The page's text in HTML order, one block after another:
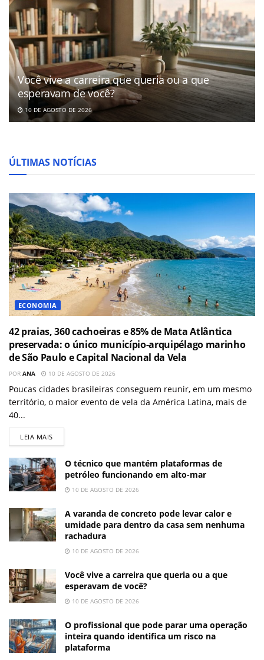
Você vive a carreira que queria ou a que
esperavam de você?
10 DE AGOSTO DE 2026
ÚLTIMAS NOTÍCIAS
ECONOMIA
42 praias, 360 cachoeiras e 85% de Mata Atlântica
preservada: o único município-arquipélago marinho
de São Paulo e Capital Nacional da Vela
POR ANA 10 DE AGOSTO DE 2026
Poucas cidades brasileiras conseguem reunir, em um mesmo
território, o maior evento de vela da América Latina, mais de
40...
LEIA MAIS
O técnico que mantém plataformas de
petróleo funcionando em alto-mar
10 DE AGOSTO DE 2026
A varanda de concreto pode levar calor e
umidade para dentro da casa sem nenhuma
rachadura
10 DE AGOSTO DE 2026
Você vive a carreira que queria ou a que
esperavam de você?
10 DE AGOSTO DE 2026
O profissional que pode parar uma operação
inteira quando identifica um risco na
plataforma